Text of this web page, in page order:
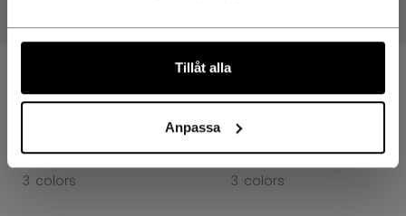
Tillåt alla
Anpassa
RUNDHALS
599,00 kr
3 colors
WE ARE HOCKEY
RUNDHALS
599,00 kr
3 colors